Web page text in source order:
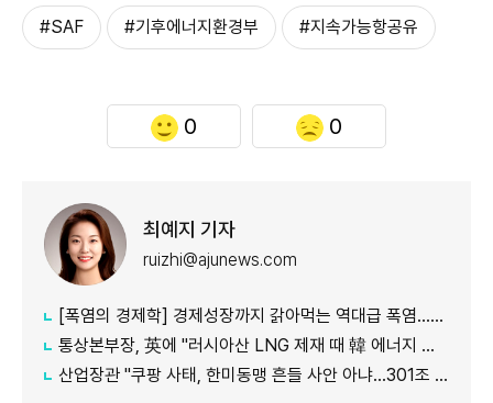
#SAF #기후에너지환경부 #지속가능항공유
0 0
최예지 기자
ruizhi@ajunews.com
[폭염의 경제학] 경제성장까지 갉아먹는 역대급 폭염…李대통령 "국가적 기후 재난"
통상본부장, 英에 "러시아산 LNG 제재 때 韓 에너지 안보 고려해야"
산업장관 "쿠팡 사태, 한미동맹 흔들 사안 아냐…301조 관세 15% 넘지 않도록 협의"